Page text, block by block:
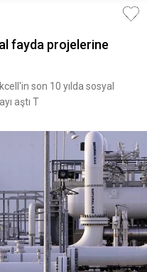
fayda projelerine
son 10 yılda sosyal
aştı T